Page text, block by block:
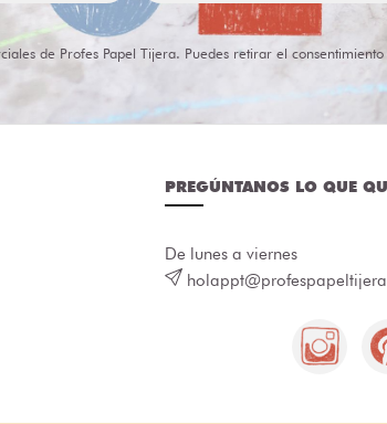
de Profes Papel Tijera. Puedes retirar el
PREGÚNTANOS LO QUE
De lunes a viernes